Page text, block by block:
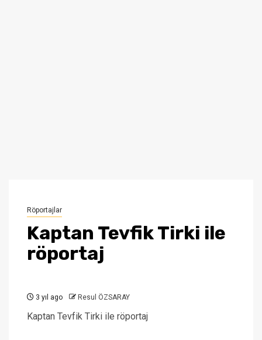
Röportajlar
Kaptan Tevfik Tirki ile
röportaj
3 yıl ago Resul ÖZSARAY
Kaptan Tevfik Tirki ile röportaj